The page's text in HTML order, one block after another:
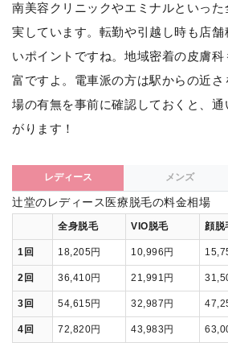
南美容クリニックやエミナルといっ
実しています。転勤や引越し時も店舗
いポイントですね。地域密着の皮膚
富ですよ。電車派の方は駅からの近
場の有無を事前に確認しておくと、通
がります！
レディース メンズ
辻堂のレディース医療脱毛の料金相場
全身脱毛 VIO脱毛 顔脱
1回 18,205円 10,996円
2回 36,410円 21,991円
3回 54,615円 32,987円
4回 72,820円 43,983円